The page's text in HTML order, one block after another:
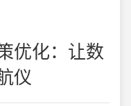
优化：让数
仪